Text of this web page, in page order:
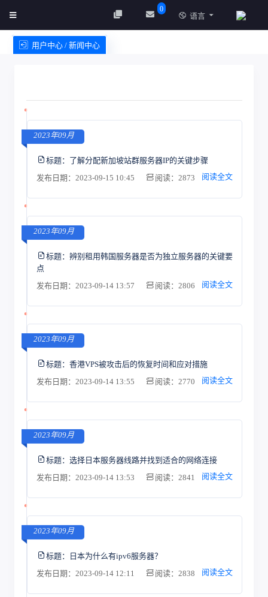
0
语言
用户中心 / 新闻中心
2023年09月
标题： 了解分配新加坡站群服务器IP的关键步骤
发布日期：2023-09-15 10:45
阅读：2873 阅读全文
2023年09月
标题： 辨别租用韩国服务器是否为独立服务器的关键要
点
发布日期：2023-09-14 13:57
阅读：2806 阅读全文
2023年09月
标题： 香港VPS被攻击后的恢复时间和应对措施
发布日期：2023-09-14 13:55
阅读：2770 阅读全文
2023年09月
标题： 选择日本服务器线路并找到适合的网络连接
发布日期：2023-09-14 13:53
阅读：2841 阅读全文
2023年09月
标题：
日本为什么有ipv6服务器？
发布日期：2023-09-14 12:11
阅读：2838 阅读全文